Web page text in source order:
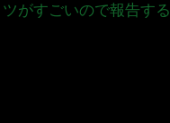
がすごいので報告する